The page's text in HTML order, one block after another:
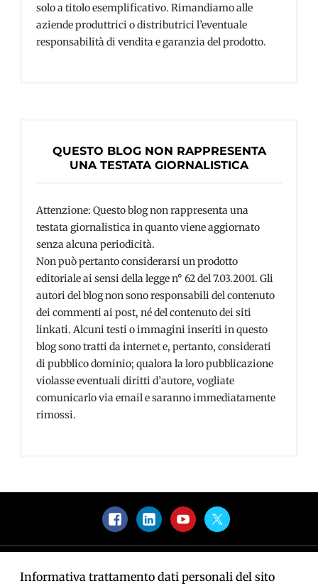
solo a titolo esemplificativo. Rimandiamo alle
aziende produttrici o distributrici l’eventuale
responsabilità di vendita e garanzia del prodotto.
QUESTO BLOG NON RAPPRESENTA
UNA TESTATA GIORNALISTICA
Attenzione: Questo blog non rappresenta una
testata giornalistica in quanto viene aggiornato
senza alcuna periodicità.
Non può pertanto considerarsi un prodotto
editoriale ai sensi della legge n° 62 del 7.03.2001. Gli
autori del blog non sono responsabili del contenuto
dei commenti ai post, né del contenuto dei siti
linkati. Alcuni testi o immagini inseriti in questo
blog sono tratti da internet e, pertanto, considerati
di pubblico dominio; qualora la loro pubblicazione
violasse eventuali diritti d’autore, vogliate
comunicarlo via email e saranno immediatamente
rimossi.
FacebookLinkedInYouTubeTwitter
Informativa trattamento dati personali del sito